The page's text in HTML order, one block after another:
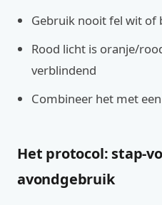
Gebruik nooit fel wit of
Rood licht is oranje/
verblindend
Combineer het met
Het protocol: stap-
avondgebruik